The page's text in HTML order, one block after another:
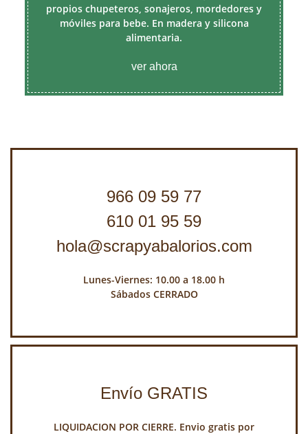
propios chupeteros, sonajeros, mordedores y
móviles para bebe. En madera y silicona
alimentaria.
ver ahora
966 09 59 77
610 01 95 59
hola@scrapyabalorios.com
Lunes-Viernes: 10.00 a 18.00 h
Sábados CERRADO
Envío GRATIS
LIQUIDACION POR CIERRE. Envio gratis por